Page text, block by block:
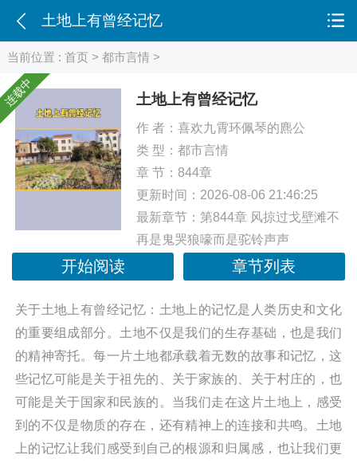
当前位置 :首页 >都市言情 >
连载中 土地上有曾经记忆
作 者： 喜欢九霄环佩琴的麃公
类 型： 都市言情
章 节：844章
更新时间：2026-08-06 21:46:25
最新章节： 第844章 风掠过戈壁滩不
再是鬼哭狼嚎而是驼铃声声
开始阅读 章节列表
关于土地上有曾经记忆：土地上的记忆是人类历史和文化
的重要组成部分。土地不仅是我们的生存基础，也是我们
的精神寄托。每一片土地都承载着无数的故事和记忆，这
些记忆可能是关于祖先的、关于家族的、关于村庄的，也
可能是关于国家和民族的。当我们走在这片土地上，感受
到的不仅是物质的存在，还有精神上的连接和共鸣。土地
上的记忆让我们感受到自己的根源和归属感，也让我们更
土地上有曾经记忆